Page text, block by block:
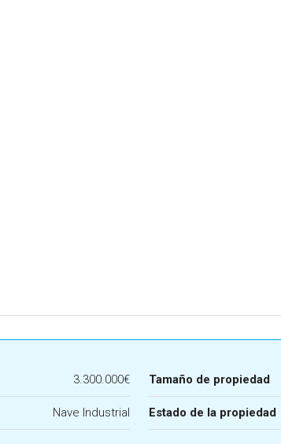
3.300.000€ Tamaño de propiedad
Nave Industrial Estado de la propiedad